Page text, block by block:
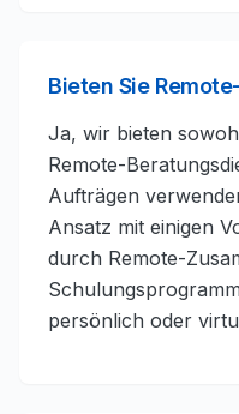
Bieten Sie
Ja, wir bieten
Remote-
Aufträgen
Ansatz mit einigen
durch Remote-
persönlich oder